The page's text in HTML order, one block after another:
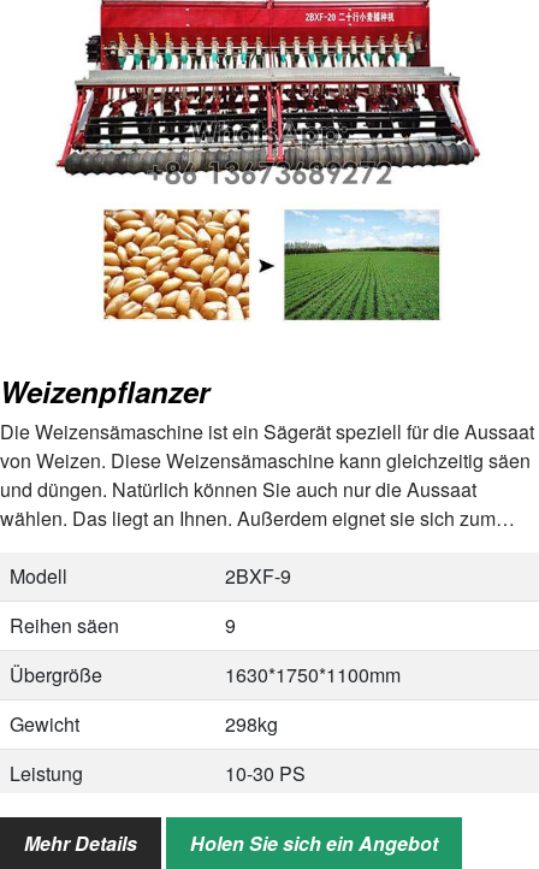
Weizenpflanzer
Die Weizensämaschine ist ein Sägerät speziell für die Aussaat
von Weizen. Diese Weizensämaschine kann gleichzeitig säen
und düngen. Natürlich können Sie auch nur die Aussaat
wählen. Das liegt an Ihnen. Außerdem eignet sie sich zum
Modell
2BXF-9
Reihen säen
9
Übergröße
1630*1750*1100mm
Gewicht
298kg
Leistung
10-30 PS
Leistung
13,2-22 kW
Mehr Details Holen Sie sich ein Angebot